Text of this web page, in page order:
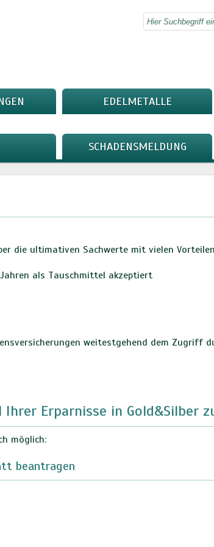
EDELMETALLE
SCHADENSMELDUNG
die ultimativen Sachwerte mit vielen
als Tauschmittel akzeptiert
weitestgehend dem Zugriff
Erparnisse in Gold&Silber
möglich:
beantragen